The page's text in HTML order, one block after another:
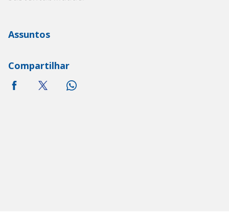
Assuntos
Compartilhar